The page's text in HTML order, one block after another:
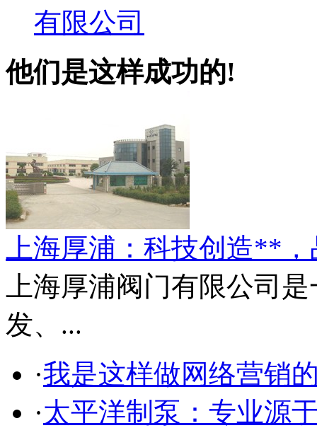
有限公司
他们是这样成功的!
上海厚浦：科技创造**
上海厚浦阀门有限公司
发、...
·我是这样做网络营销
·太平洋制泵：专业源